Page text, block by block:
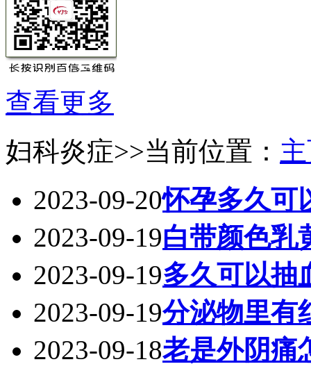
查看更多
妇科炎症>>当前位置：
2023-09-20怀孕多久可
2023-09-19白带颜色乳
2023-09-19多久可以抽
2023-09-19分泌物里有
2023-09-18老是外阴痛